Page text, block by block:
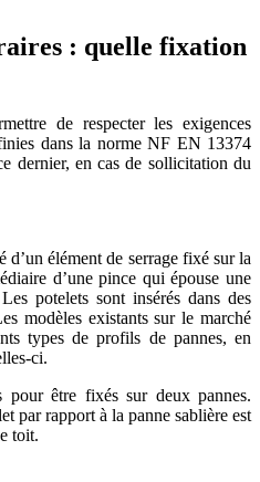
: quelle fixation
de respecter les exigences
dans la norme NF EN 13374
dernier, en cas de sollicitation du
élément de serrage fixé sur la
d’une pince qui épouse une
potelets sont insérés dans des
modèles existants sur le marché
types de profils de pannes, en
ci.
pour être fixés sur deux pannes.
par rapport à la panne sablière est
toit.